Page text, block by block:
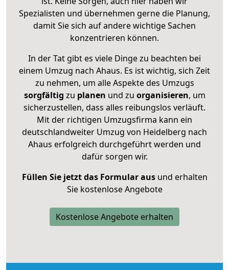
Spezialisten und übernehmen gerne die Planung,
damit Sie sich auf andere wichtige Sachen
konzentrieren können.
In der Tat gibt es viele Dinge zu beachten bei
einem Umzug nach Ahaus. Es ist wichtig, sich Zeit
zu nehmen, um alle Aspekte des Umzugs
sorgfältig zu planen und zu organisieren, um
sicherzustellen, dass alles reibungslos verläuft.
Mit der richtigen Umzugsfirma kann ein
deutschlandweiter Umzug von Heidelberg nach
Ahaus erfolgreich durchgeführt werden und
dafür sorgen wir.
Füllen Sie jetzt das Formular ausund erhalten
Sie kostenlose Angebote
Kostenlose Angebote erhalten